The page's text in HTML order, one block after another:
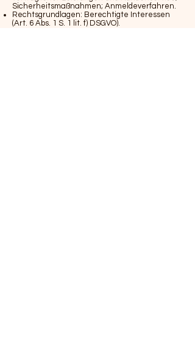
Sicherheitsmaßnahmen; Anmeldeverfahren.
Rechtsgrundlagen: Berechtigte Interessen
(Art. 6 Abs. 1 S. 1 lit. f) DSGVO).